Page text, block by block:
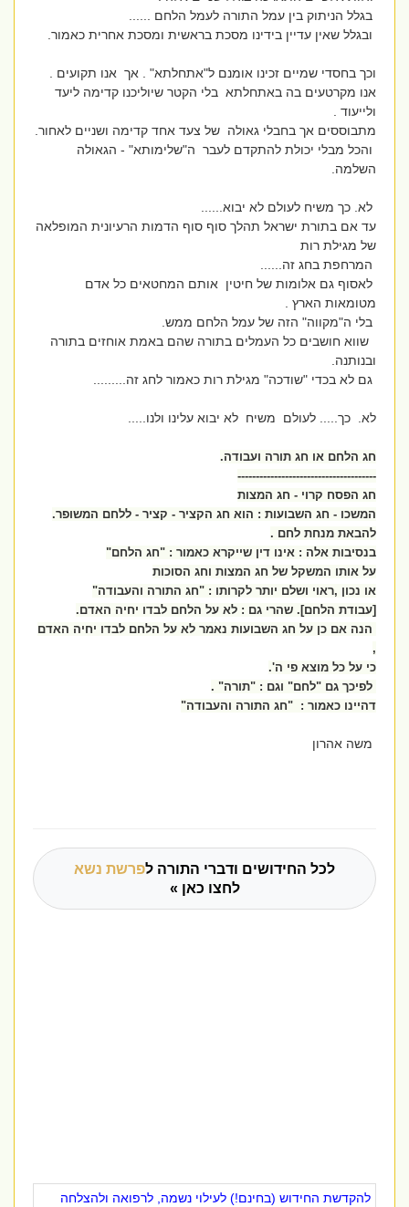
בגלל הניתוק בין עמל התורה לעמל הלחם ......
ובגלל שאין עדיין בידינו מסכת בראשית ומסכת אחרית כאמור.
וכך בחסדי שמיים זכינו אומנם ל"אתחלתא" . אך אנו תקועים .
אנו מקרטעים בה באתחלתא בלי הקטר שיוליכנו קדימה ליעד
ולייעוד .
מתבוססים אך בחבלי גאולה של צעד אחד קדימה ושניים לאחור.
והכל מבלי יכולת להתקדם לעבר ה"שלימותא" - הגאולה
השלמה.
לא. כך משיח לעולם לא יבוא......
עד אם בתורת ישראל תהלך סוף סוף הדמות הרעיונית המופלאה
של מגילת רות
המרחפת בחג זה......
לאסוף גם אלומות של חיטין אותם המחטאים כל אדם
מטומאות הארץ .
בלי ה"מקווה" הזה של עמל הלחם ממש.
שווא חושבים כל העמלים בתורה שהם באמת אוחזים בתורה
ובנותנה.
גם לא בכדי "שודכה" מגילת רות כאמור לחג זה.........
לא. כך..... לעולם משיח לא יבוא עלינו ולנו.....
חג הלחם או חג תורה ועבודה.
--------------------------------------
חג הפסח קרוי - חג המצות
המשכו - חג השבועות : הוא חג הקציר - קציר - ללחם המשופר.
להבאת מנחת לחם .
בנסיבות אלה : אינו דין שייקרא כאמור : "חג הלחם"
על אותו המשקל של חג המצות וחג הסוכות
או נכון ,ראוי ושלם יותר לקרותו : "חג התורה והעבודה"
[עבודת הלחם]. שהרי גם : לא על הלחם לבדו יחיה האדם.
הנה אם כן על חג השבועות נאמר לא על הלחם לבדו יחיה האדם
כי על כל מוצא פי ה'.
לפיכך גם "לחם" וגם : "תורה" .
דהיינו כאמור : "חג התורה והעבודה"
משה אהרון
לכל החידושים ודברי התורה לפרשת נשא
לחצו כאן »
להקדשת החידוש (בחינם!) לעילוי נשמה, לרפואה ולהצלחה